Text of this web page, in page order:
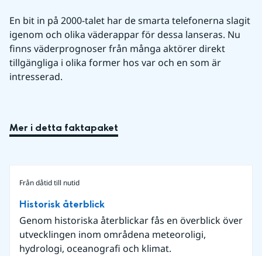
En bit in på 2000-talet har de smarta telefonerna slagit
igenom och olika väderappar för dessa lanseras. Nu
finns väderprognoser från många aktörer direkt
tillgängliga i olika former hos var och en som är
intresserad.
Mer i detta faktapaket
Från dåtid till nutid
Historisk återblick
Genom historiska återblickar fås en överblick över
utvecklingen inom områdena meteoroligi,
hydrologi, oceanografi och klimat.